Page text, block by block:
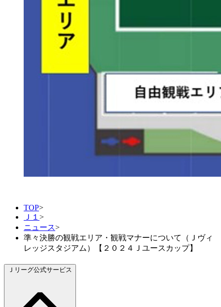
TOP>
Ｊ１ >
ニュース>
準々決勝の観戦エリア・観戦マナーについて（Ｊヴィ
レッジスタジアム）【２０２４Ｊユースカップ】
Ｊリーグ公式サービス